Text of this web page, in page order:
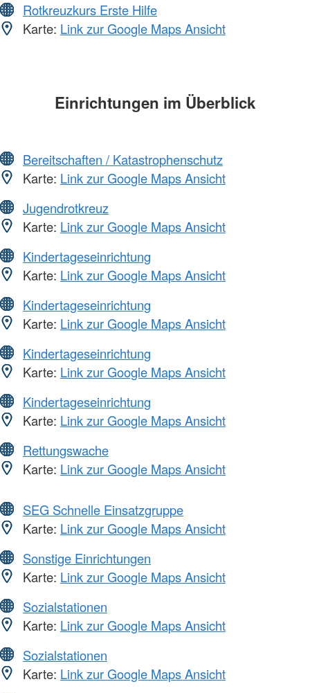
Rotkreuzkurs Erste Hilfe
Karte: Link zur Google Maps Ansicht
Einrichtungen im Überblick
Bereitschaften / Katastrophenschutz
Karte: Link zur Google Maps Ansicht
Jugendrotkreuz
Karte: Link zur Google Maps Ansicht
Kindertageseinrichtung
Karte: Link zur Google Maps Ansicht
Kindertageseinrichtung
Karte: Link zur Google Maps Ansicht
Kindertageseinrichtung
Karte: Link zur Google Maps Ansicht
Kindertageseinrichtung
Karte: Link zur Google Maps Ansicht
Rettungswache
Karte: Link zur Google Maps Ansicht
SEG Schnelle Einsatzgruppe
Karte: Link zur Google Maps Ansicht
Sonstige Einrichtungen
Karte: Link zur Google Maps Ansicht
Sozialstationen
Karte: Link zur Google Maps Ansicht
Sozialstationen
Karte: Link zur Google Maps Ansicht